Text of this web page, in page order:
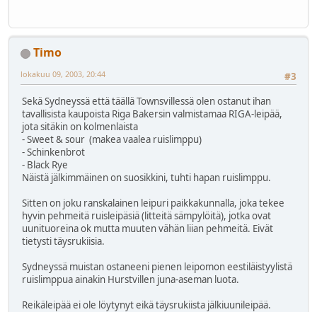
Timo
#3
lokakuu 09, 2003, 20:44
Sekä Sydneyssä että täällä Townsvillessä olen ostanut ihan
tavallisista kaupoista Riga Bakersin valmistamaa RIGA-leipää,
jota sitäkin on kolmenlaista
- Sweet & sour (makea vaalea ruislimppu)
- Schinkenbrot
- Black Rye
Näistä jälkimmäinen on suosikkini, tuhti hapan ruislimppu.
Sitten on joku ranskalainen leipuri paikkakunnalla, joka tekee
hyvin pehmeitä ruisleipäsiä (litteitä sämpylöitä), jotka ovat
uunituoreina ok mutta muuten vähän liian pehmeitä. Eivät
tietysti täysrukiisia.
Sydneyssä muistan ostaneeni pienen leipomon eestiläistyylistä
ruislimppua ainakin Hurstvillen juna-aseman luota.
Reikäleipää ei ole löytynyt eikä täysrukiista jälkiuunileipää.